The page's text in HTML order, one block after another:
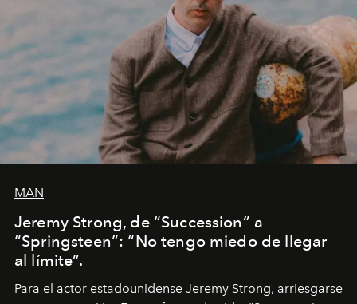
MAN
Jeremy Strong, de “Succession” a
“Springsteen”: “No tengo miedo de llegar
al límite”.
Para el actor estadounidense Jeremy Strong, arriesgarse